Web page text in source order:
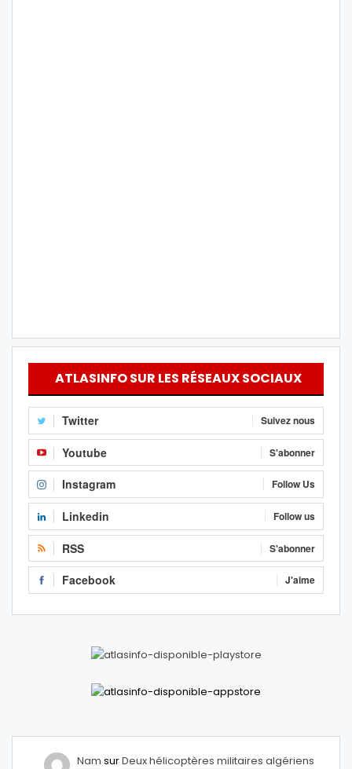
ATLASINFO SUR LES RÉSEAUX SOCIAUX
Twitter Suivez nous
Youtube S'abonner
Instagram Follow Us
Linkedin Follow us
RSS S'abonner
Facebook J'aime
Nam surDeux hélicoptères militaires algériens